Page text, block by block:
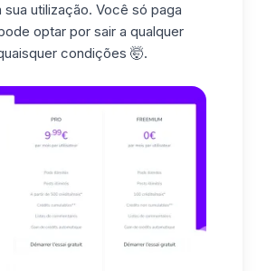
sua utilização. Você só paga
optar por sair a qualquer
condições 🤯.